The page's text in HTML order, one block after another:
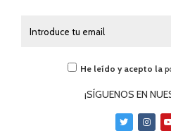
He leído y acepto la
¡SÍGUENOS EN